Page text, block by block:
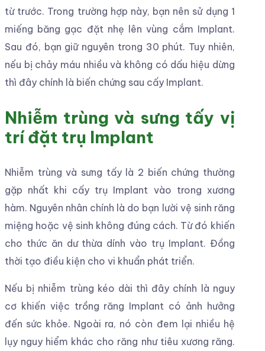
từ trước. Trong trường hợp này, bạn nên sử dụng 1
miếng băng gạc đặt nhẹ lên vùng cắm Implant.
Sau đó, bạn giữ nguyên trong 30 phút. Tuy nhiên,
nếu bị chảy máu nhiều và không có dấu hiệu dừng
thì đây chính là biến chứng sau cấy Implant.
Nhiễm trùng và sưng tấy vị
trí đặt trụ Implant
Nhiễm trùng và sưng tấy là 2 biến chứng thường
gặp nhất khi cấy trụ Implant vào trong xương
hàm. Nguyên nhân chính là do bạn lười vệ sinh răng
miệng hoặc vệ sinh không đúng cách. Từ đó khiến
cho thức ăn dư thừa dính vào trụ Implant. Đồng
thời tạo điều kiện cho vi khuẩn phát triển.
Nếu bị nhiễm trùng kéo dài thì đây chính là nguy
cơ khiến việc trồng răng Implant có ảnh hưởng
đến sức khỏe. Ngoài ra, nó còn đem lại nhiều hệ
lụy nguy hiểm khác cho răng như tiêu xương răng.